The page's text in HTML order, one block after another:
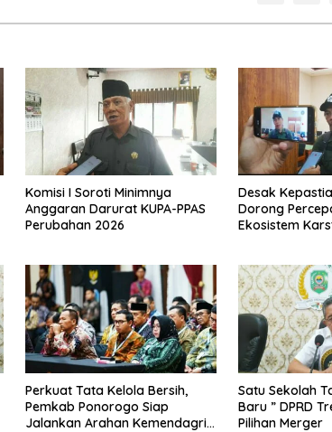
Komisi I Soroti Minimnya
Anggaran Darurat KUPA-PPAS
Perubahan 2026
Desak
Dorong
Ekosistem
Perkuat Tata Kelola Bersih,
Pemkab Ponorogo Siap
Jalankan Arahan Kemendagri
Satu Sekolah
Baru ” DPRD
Pilihan Merger